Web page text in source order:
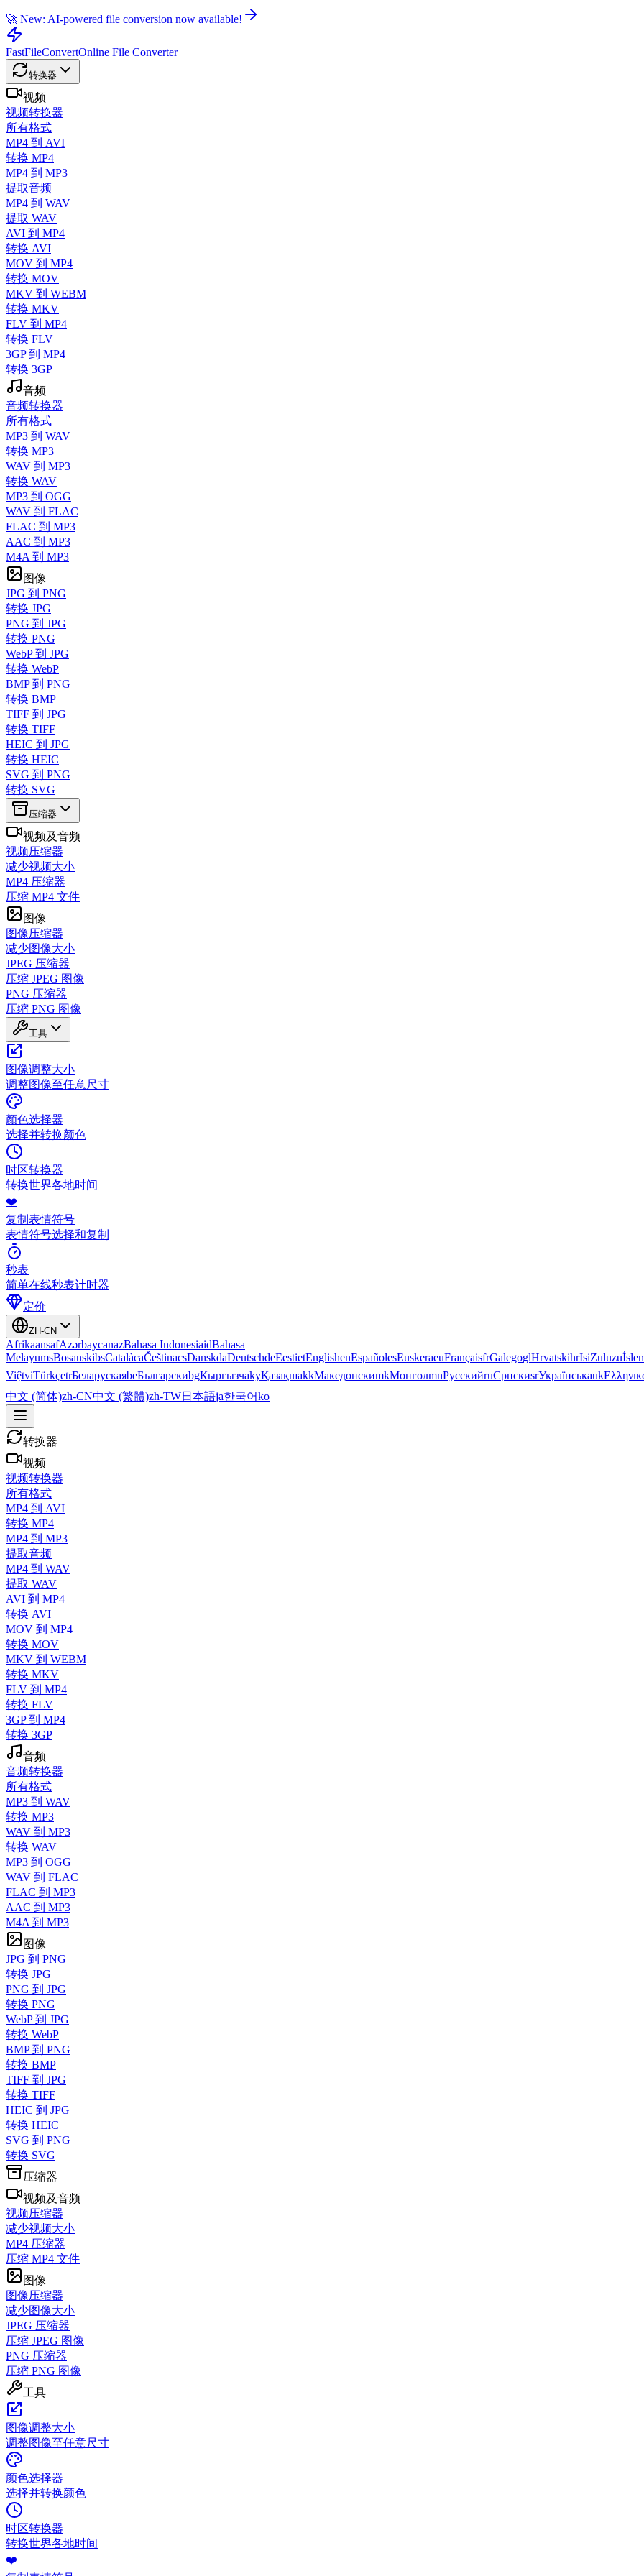
🚀 New: AI-powered file conversion now available!
FastFileConvertOnline File Converter
转换器
视频
视频转换器
所有格式
MP4 到 AVI
转换 MP4
MP4 到 MP3
提取音频
MP4 到 WAV
提取 WAV
AVI 到 MP4
转换 AVI
MOV 到 MP4
转换 MOV
MKV 到 WEBM
转换 MKV
FLV 到 MP4
转换 FLV
3GP 到 MP4
转换 3GP
音频
音频转换器
所有格式
MP3 到 WAV
转换 MP3
WAV 到 MP3
转换 WAV
MP3 到 OGG
WAV 到 FLAC
FLAC 到 MP3
AAC 到 MP3
M4A 到 MP3
图像
JPG 到 PNG
转换 JPG
PNG 到 JPG
转换 PNG
WebP 到 JPG
转换 WebP
BMP 到 PNG
转换 BMP
TIFF 到 JPG
转换 TIFF
HEIC 到 JPG
转换 HEIC
SVG 到 PNG
转换 SVG
压缩器
视频及音频
视频压缩器
减少视频大小
MP4 压缩器
压缩 MP4 文件
图像
图像压缩器
减少图像大小
JPEG 压缩器
压缩 JPEG 图像
PNG 压缩器
压缩 PNG 图像
工具
图像调整大小
调整图像至任意尺寸
颜色选择器
选择并转换颜色
时区转换器
转换世界各地时间
❤️
复制表情符号
表情符号选择和复制
秒表
简单在线秒表计时器
定价
ZH-CN
AfrikaansafAzərbaycanazBahasa IndonesiaidBahasa
MelayumsBosanskibsCatalàcaČeštinacsDanskdaDeutschdeEestietEnglishenEspañolesEuskeraeuFrançaisfrGalegoglHrvatskihrIsiZuluzu
ViệtviTürkçetrБеларускаяbeБългарскиbgКыргызчаkyҚазақшаkkМакедонскиmkМонголmnРусскийruСрпскиsrУкраїнськаuk
中文 (简体)zh-CN中文 (繁體)zh-TW日本語ja한국어ko
转换器
视频
视频转换器
所有格式
MP4 到 AVI
转换 MP4
MP4 到 MP3
提取音频
MP4 到 WAV
提取 WAV
AVI 到 MP4
转换 AVI
MOV 到 MP4
转换 MOV
MKV 到 WEBM
转换 MKV
FLV 到 MP4
转换 FLV
3GP 到 MP4
转换 3GP
音频
音频转换器
所有格式
MP3 到 WAV
转换 MP3
WAV 到 MP3
转换 WAV
MP3 到 OGG
WAV 到 FLAC
FLAC 到 MP3
AAC 到 MP3
M4A 到 MP3
图像
JPG 到 PNG
转换 JPG
PNG 到 JPG
转换 PNG
WebP 到 JPG
转换 WebP
BMP 到 PNG
转换 BMP
TIFF 到 JPG
转换 TIFF
HEIC 到 JPG
转换 HEIC
SVG 到 PNG
转换 SVG
压缩器
视频及音频
视频压缩器
减少视频大小
MP4 压缩器
压缩 MP4 文件
图像
图像压缩器
减少图像大小
JPEG 压缩器
压缩 JPEG 图像
PNG 压缩器
压缩 PNG 图像
工具
图像调整大小
调整图像至任意尺寸
颜色选择器
选择并转换颜色
时区转换器
转换世界各地时间
❤️